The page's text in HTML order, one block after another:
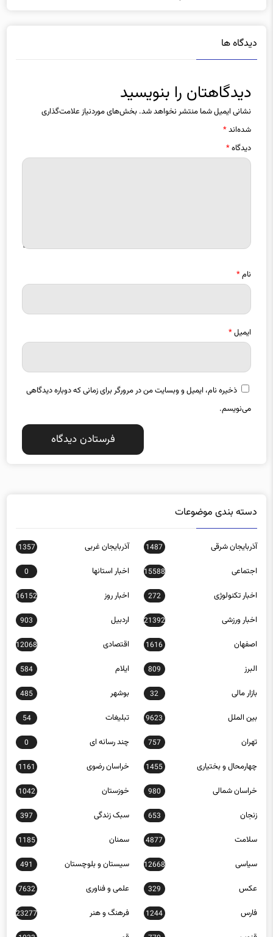
دیدگاه ها
دیدگاهتان را بنویسید
نشانی ایمیل شما منتشر نخواهد شد. بخش‌های موردنیاز علامت‌گذاری
شده‌اند*
دیدگاه*
نام*
ایمیل*
ذخیره نام، ایمیل و وبسایت من در مرورگر برای زمانی که دوباره دیدگاهی
می‌نویسم.
دسته بندی موضوعات
آذربایجان شرقی 1487 آذربایجان غربی 1357
اجتماعی 15588 اخبار استانها 0
اخبار تکنولوژی 272 اخبار روز 16152
اخبار ورزشی 21392 اردبیل 903
اصفهان 1616 اقتصادی 12068
البرز 809 ایلام 584
بازار مالی 32 بوشهر 485
بین الملل 9623 تبلیغات 54
تهران 757 چند رسانه ای 0
چهارمحال و بختیاری 1455 خراسان رضوی 1161
خراسان شمالی 980 خوزستان 1042
زنجان 653 سبک زندگی 397
سلامت 4877 سمنان 1185
سیاسی 12668 سیستان و بلوچستان 491
عکس 329 علمی و فناوری 7632
فارس 1244 فرهنگ و هنر 23277